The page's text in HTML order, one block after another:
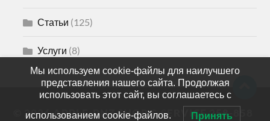
Статьи (125)
Услуги (8)
© 2026APPLE-PNZ SHOP & SERVICE 258-858
Мы используем cookie-файлы для наилучшего
представления нашего сайта. Продолжая
использовать этот сайт, вы соглашаетесь с
использованием cookie-файлов. Принять